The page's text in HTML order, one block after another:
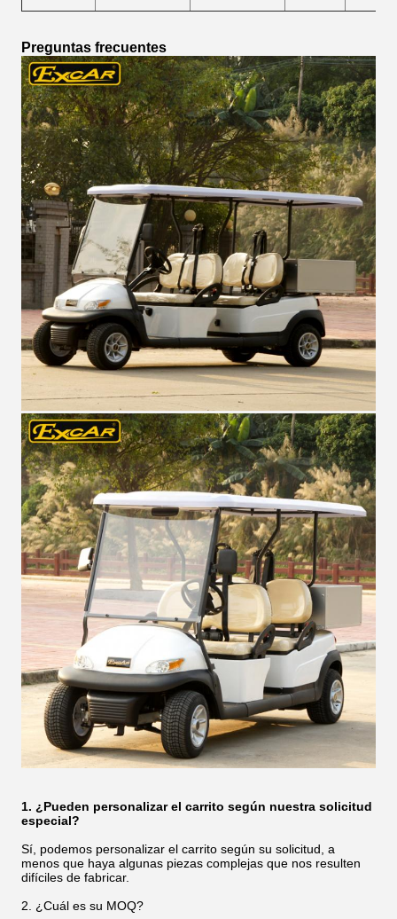
Preguntas frecuentes
1. ¿Pueden personalizar el carrito según nuestra solicitud
especial?
Sí, podemos personalizar el carrito según su solicitud, a
menos que haya algunas piezas complejas que nos resulten
difíciles de fabricar.
2. ¿Cuál es su MOQ?